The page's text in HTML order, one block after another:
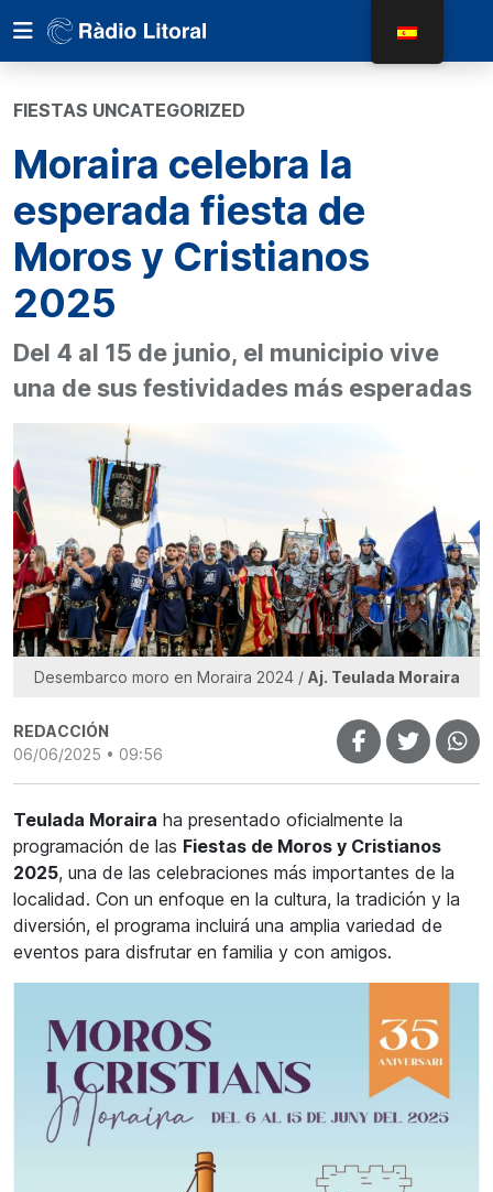
FIESTAS UNCATEGORIZED
Moraira celebra la
esperada fiesta de
Moros y Cristianos
2025
Del 4 al 15 de junio, el municipio vive
una de sus festividades más esperadas
Desembarco moro en Moraira 2024 / Aj. Teulada Moraira
REDACCIÓN
06/06/2025 • 09:56
Teulada Moraira ha presentado oficialmente la
programación de las Fiestas de Moros y Cristianos
2025, una de las celebraciones más importantes de la
localidad. Con un enfoque en la cultura, la tradición y la
diversión, el programa incluirá una amplia variedad de
eventos para disfrutar en familia y con amigos.